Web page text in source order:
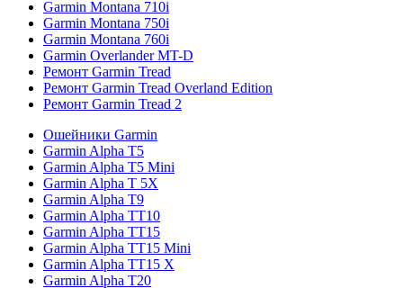
Garmin Montana 710i
Garmin Montana 750i
Garmin Montana 760i
Garmin Overlander MT-D
Ремонт Garmin Tread
Ремонт Garmin Tread Overland Edition
Ремонт Garmin Tread 2
Ошейники Garmin
Garmin Alpha T5
Garmin Alpha T5 Mini
Garmin Alpha T 5X
Garmin Alpha T9
Garmin Alpha TT10
Garmin Alpha TT15
Garmin Alpha TT15 Mini
Garmin Alpha TT15 X
Garmin Alpha T20